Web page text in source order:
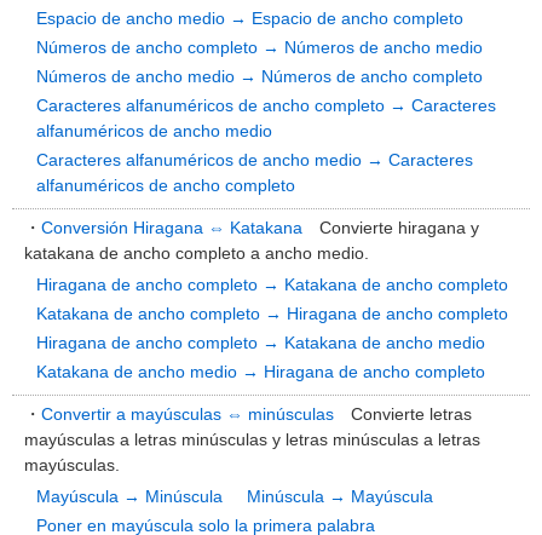
Espacio de ancho medio → Espacio de ancho completo
Números de ancho completo → Números de ancho medio
Números de ancho medio → Números de ancho completo
Caracteres alfanuméricos de ancho completo → Caracteres
alfanuméricos de ancho medio
Caracteres alfanuméricos de ancho medio → Caracteres
alfanuméricos de ancho completo
・ Conversión Hiragana ⇔ Katakana Convierte hiragana y
katakana de ancho completo a ancho medio.
Hiragana de ancho completo → Katakana de ancho completo
Katakana de ancho completo → Hiragana de ancho completo
Hiragana de ancho completo → Katakana de ancho medio
Katakana de ancho medio → Hiragana de ancho completo
・ Convertir a mayúsculas ⇔ minúsculas Convierte letras
mayúsculas a letras minúsculas y letras minúsculas a letras
mayúsculas.
Mayúscula → Minúscula
Minúscula → Mayúscula
Poner en mayúscula solo la primera palabra